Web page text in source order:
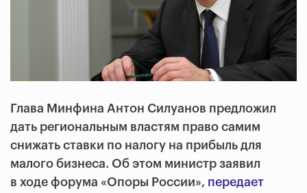
Глава Минфина Антон Силуанов предложил
дать региональным властям право самим
снижать ставки по налогу на прибыль для
малого бизнеса. Об этом министр заявил
в ходе форума «Опоры России», передает